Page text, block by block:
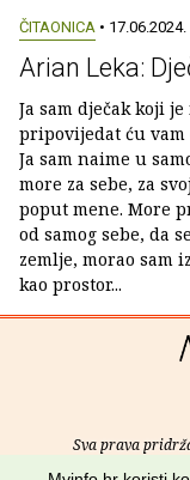
ČITAONICA • 17.06.2024.
Arian Leka:
Ja sam dječak koji
pripovijedat ću vam
Ja sam naime u
more za sebe, za
poput mene. More
od samog sebe, da
zemlje, morao sam
kao prostor...
Sva prava